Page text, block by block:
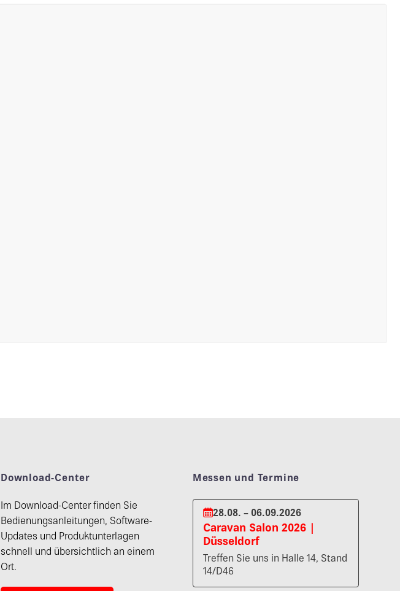
Download-Center
Im Download-Center finden Sie
Bedienungsanleitungen, Software-
Updates und Produktunterlagen
schnell und übersichtlich an einem
Ort.
Messen und Termine
28.08. – 06.09.2026
Caravan Salon 2026 |
Düsseldorf
Treffen Sie uns in Halle 14, Stand
14/D46